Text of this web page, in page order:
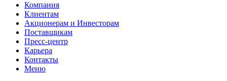
Компания
Клиентам
Акционерам и Инвесторам
Поставщикам
Пресс-центр
Карьера
Контакты
Меню